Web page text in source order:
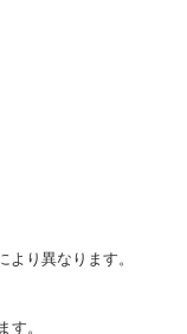
り異なります。
す。